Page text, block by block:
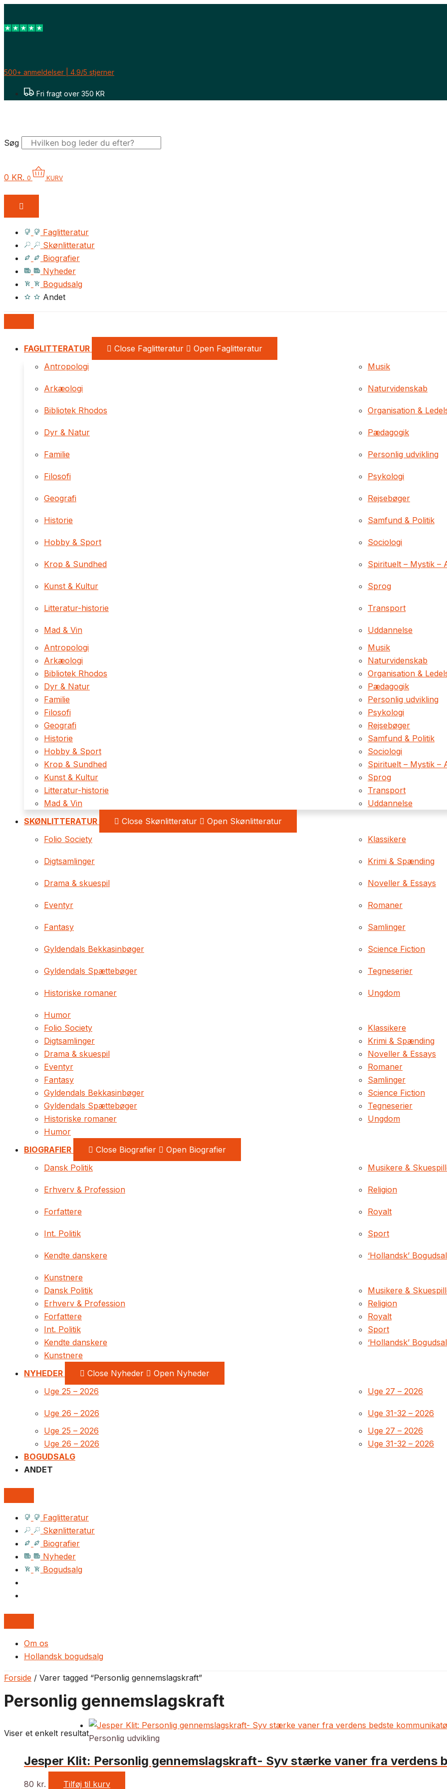
Gå
indholdet
500+ anmeldelser | 4.9/5 stjerner
Fri fragt over 350 KR
Søg
0 KR. 0 KURV
Faglitteratur
Skønlitteratur
Biografier
Nyheder
Bogudsalg
Andet
FAGLITTERATUR Close Faglitteratur
Open Faglitteratur
Antropologi
Arkæologi
Bibliotek Rhodos
Dyr & Natur
Familie
Filosofi
Geografi
Historie
Hobby & Sport
Krop & Sundhed
Kunst & Kultur
Litteratur-historie
Mad & Vin
Musik
Naturvidenskab
Organisation &
Pædagogik
Personlig udvikling
Psykologi
Rejsebøger
Samfund & Politik
Sociologi
Spirituelt – Mystik –
Sprog
Transport
Uddannelse
Antropologi
Arkæologi
Bibliotek Rhodos
Dyr & Natur
Familie
Filosofi
Geografi
Historie
Hobby & Sport
Krop & Sundhed
Kunst & Kultur
Litteratur-historie
Mad & Vin
Musik
Naturvidenskab
Organisation &
Pædagogik
Personlig udvikling
Psykologi
Rejsebøger
Samfund & Politik
Sociologi
Spirituelt – Mystik –
Sprog
Transport
Uddannelse
SKØNLITTERATUR
Close Skønlitteratur
Open Skønlitteratur
Folio Society
Digtsamlinger
Drama & skuespil
Eventyr
Fantasy
Gyldendals Bekkasinbøger
Gyldendals Spættebøger
Historiske romaner
Humor
Klassikere
Krimi & Spænding
Noveller & Essays
Romaner
Samlinger
Science Fiction
Tegneserier
Ungdom
Folio Society
Digtsamlinger
Drama & skuespil
Eventyr
Fantasy
Gyldendals Bekkasinbøger
Gyldendals Spættebøger
Historiske romaner
Humor
Klassikere
Krimi & Spænding
Noveller & Essays
Romaner
Samlinger
Science Fiction
Tegneserier
Ungdom
BIOGRAFIER Close Biografier
Open Biografier
Dansk Politik
Erhverv & Profession
Forfattere
Int. Politik
Kendte danskere
Kunstnere
Musikere &
Religion
Royalt
Sport
‘Hollandsk’
Dansk Politik
Erhverv & Profession
Forfattere
Int. Politik
Kendte danskere
Kunstnere
Musikere &
Religion
Royalt
Sport
‘Hollandsk’
NYHEDER Close Nyheder
Open Nyheder
Uge 25 – 2026
Uge 26 – 2026
Uge 27 – 2026
Uge 31-32 – 2026
Uge 25 – 2026
Uge 26 – 2026
Uge 27 – 2026
Uge 31-32 – 2026
BOGUDSALG
ANDET
Faglitteratur
Skønlitteratur
Biografier
Nyheder
Bogudsalg
Om os
Hollandsk bogudsalg
Forside / Varer tagged “Personlig gennemslagskraft”
Personlig gennemslagskraft
Viser et enkelt resultatPersonlig udvikling
Jesper Klit: Personlig gennemslagskraft- Syv stærke vaner fra verdens
80 kr. Tilføj til kurv